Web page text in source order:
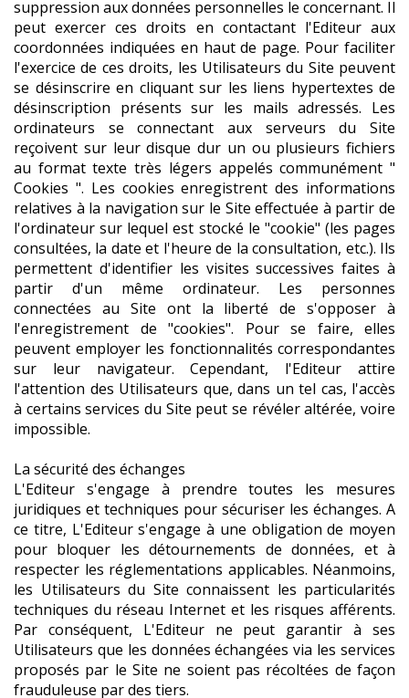
suppression aux données personnelles le concernant. Il
peut exercer ces droits en contactant l'Editeur aux
coordonnées indiquées en haut de page. Pour faciliter
l'exercice de ces droits, les Utilisateurs du Site peuvent
se désinscrire en cliquant sur les liens hypertextes de
désinscription présents sur les mails adressés. Les
ordinateurs se connectant aux serveurs du Site
reçoivent sur leur disque dur un ou plusieurs fichiers
au format texte très légers appelés communément "
Cookies ". Les cookies enregistrent des informations
relatives à la navigation sur le Site effectuée à partir de
l'ordinateur sur lequel est stocké le "cookie" (les pages
consultées, la date et l'heure de la consultation, etc.). Ils
permettent d'identifier les visites successives faites à
partir d'un même ordinateur. Les personnes
connectées au Site ont la liberté de s'opposer à
l'enregistrement de "cookies". Pour se faire, elles
peuvent employer les fonctionnalités correspondantes
sur leur navigateur. Cependant, l'Editeur attire
l'attention des Utilisateurs que, dans un tel cas, l'accès
à certains services du Site peut se révéler altérée, voire
impossible.
La sécurité des échanges
L'Editeur s'engage à prendre toutes les mesures
juridiques et techniques pour sécuriser les échanges. A
ce titre, L'Editeur s'engage à une obligation de moyen
pour bloquer les détournements de données, et à
respecter les réglementations applicables. Néanmoins,
les Utilisateurs du Site connaissent les particularités
techniques du réseau Internet et les risques afférents.
Par conséquent, L'Editeur ne peut garantir à ses
Utilisateurs que les données échangées via les services
proposés par le Site ne soient pas récoltées de façon
frauduleuse par des tiers.